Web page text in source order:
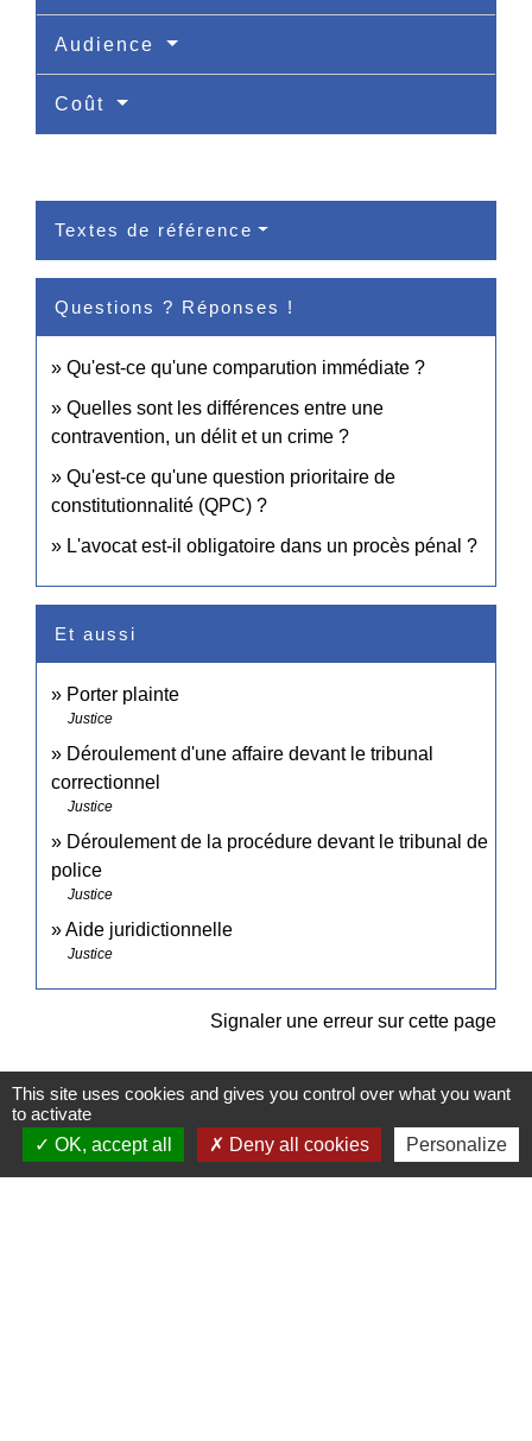
Audience
Coût
Textes de référence
Questions ? Réponses !
Qu'est-ce qu'une comparution immédiate ?
Quelles sont les différences entre une
contravention, un délit et un crime ?
Qu'est-ce qu'une question prioritaire de
constitutionnalité (QPC) ?
L'avocat est-il obligatoire dans un procès pénal ?
Et aussi
Porter plainte
Justice
Déroulement d'une affaire devant le tribunal
correctionnel
Justice
Déroulement de la procédure devant le tribunal de
police
Justice
Aide juridictionnelle
Justice
Signaler une erreur sur cette page
Contacts
This site uses cookies and gives you control over what you want
to activate
OK, accept all
Deny all cookies Personalize